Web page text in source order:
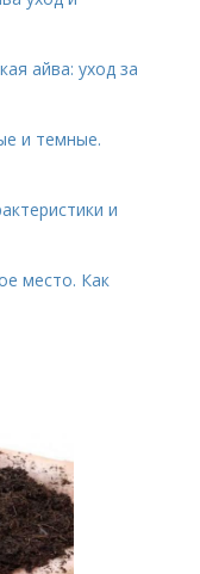
айва: уход за
и темные.
и
место. Как